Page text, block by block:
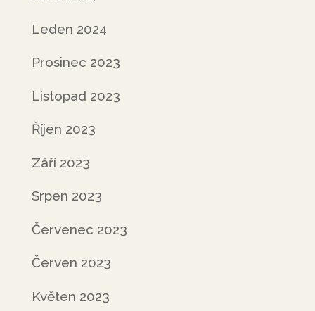
Leden 2024
Prosinec 2023
Listopad 2023
Říjen 2023
Září 2023
Srpen 2023
Červenec 2023
Červen 2023
Květen 2023